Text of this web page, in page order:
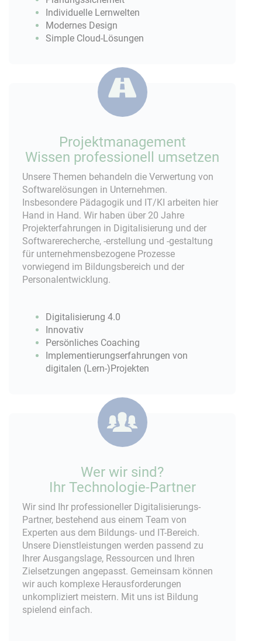
Individuelle Lernwelten
Modernes Design
Simple Cloud-Lösungen
Projektmanagement
Wissen professionell umsetzen
Unsere Themen behandeln die Verwertung von
Softwarelösungen in Unternehmen.
Insbesondere Pädagogik und IT/KI arbeiten hier
Hand in Hand. Wir haben über 20 Jahre
Projekterfahrungen in Digitalisierung und der
Softwarerecherche, -erstellung und -gestaltung
für unternehmensbezogene Prozesse
vorwiegend im Bildungsbereich und der
Personalentwicklung.
Digitalisierung 4.0
Innovativ
Persönliches Coaching
Implementierungserfahrungen von
digitalen (Lern-)Projekten
Wer wir sind?
Ihr Technologie-Partner
Wir sind Ihr professioneller Digitalisierungs-
Partner, bestehend aus einem Team von
Experten aus dem Bildungs- und IT-Bereich.
Unsere Dienstleistungen werden passend zu
Ihrer Ausgangslage, Ressourcen und Ihren
Zielsetzungen angepasst. Gemeinsam können
wir auch komplexe Herausforderungen
unkompliziert meistern. Mit uns ist Bildung
spielend einfach.